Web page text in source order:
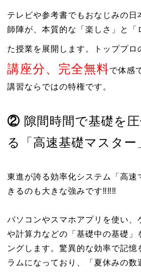
テレビや参考書でもおなじみの日
師陣が、本質的な「楽しさ」と「
た授業を展開します。トッププロ
講座分、完全無料で体感
講習ならではの特権です。
② 隙間時間で基礎を
る「高速基礎マスター
東進が誇る効率化システム「高速
きるのも大きな強みです‼‼‼
パソコンやスマホアプリを使い、
や計算力などの「基礎中の基礎」
ングします。驚異的な効率で記憶
ラムになっており、「夏休みの数